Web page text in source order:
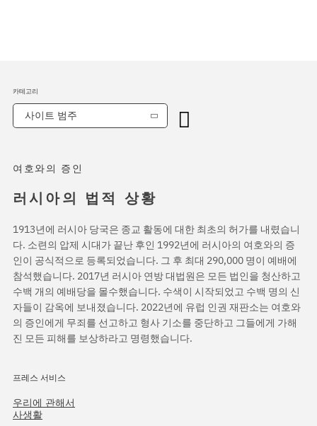
여호와의 증인
러시아의 법적 상황
1913년에 러시아 당국은 종교 활동에 대한 최초의 허가를 내렸습니
다. 소련의 압제 시대가 끝난 후인 1992년에 러시아의 여호와의 증
인이 공식적으로 등록되었습니다. 그 후 최대 290,000 명이 예배에
참석했습니다. 2017년 러시아 연방 대법원은 모든 법인을 청산하고
수백 개의 예배당을 몰수했습니다. 수색이 시작되었고 수백 명의 신
자들이 감옥에 보내졌습니다. 2022년에 유럽 인권 재판소는 여호와
의 증인에게 무죄를 선고하고 형사 기소를 중단하고 그들에게 가해
진 모든 피해를 보상하라고 명령했습니다.
프레스 서비스
우리에 관해서
사생활
카테고리
사이트 범주